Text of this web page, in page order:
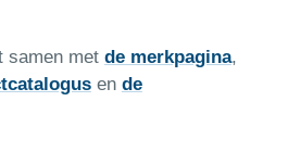
samen met de merkpagina,
en de